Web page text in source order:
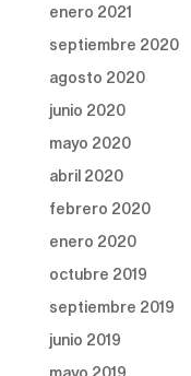
enero 2021
septiembre 2020
agosto 2020
junio 2020
mayo 2020
abril 2020
febrero 2020
enero 2020
octubre 2019
septiembre 2019
junio 2019
mayo 2019